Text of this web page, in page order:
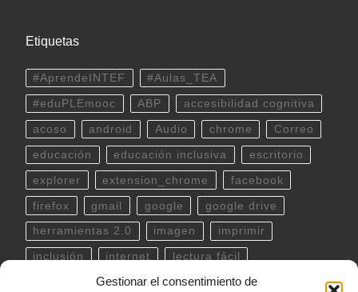
Gestionar el consentimiento de
Etiquetas
#AprendeINTEF #Aulas_TEA
#eduPLEmooc ABP accesibilidad cognitiva
acoso android Audio chrome Correo
educación educación inclusiva escritorio
explorer extension_chrome facebook
firefox gmail google google drive
herramientas 2.0 imagen imprimir
inclusión internet lectura fácil
linux musica outlook